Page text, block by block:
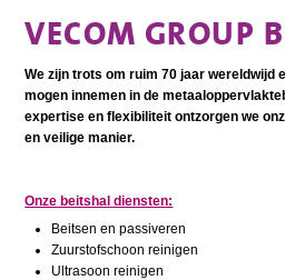
VECOM GROUP
We zijn trots om ruim 70 jaar wereldwijd
mogen innemen in de
expertise en flexibiliteit ontzorgen we
en veilige manier.
Onze beitshal diensten:
Beitsen en passiveren
Zuurstofschoon reinigen
Ultrasoon reinigen